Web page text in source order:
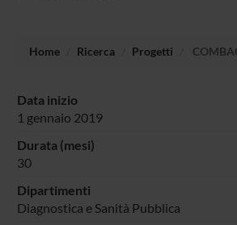
Home Ricerca Progetti
Data inizio
1 gennaio 2019
Durata (mesi)
30
Dipartimenti
Diagnostica e Sanità Pubblica